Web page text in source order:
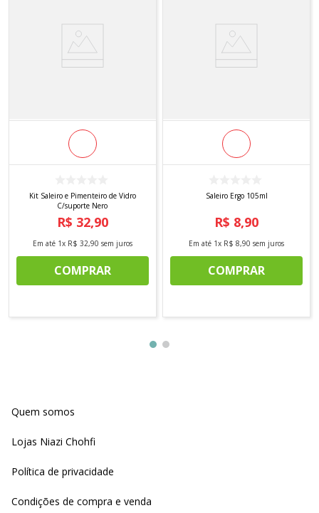
Kit Saleiro e Pimenteiro de Vidro
C/suporte Nero
R$ 32,90
Em até 1x R$ 32,90 sem juros
COMPRAR
Saleiro Ergo 105ml
R$ 8,90
Em até 1x R$ 8,90 sem juros
COMPRAR
Quem somos
Lojas Niazi Chohfi
Política de privacidade
Condições de compra e venda